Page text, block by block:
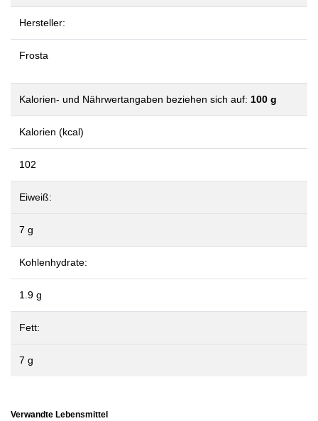
Hersteller:
Frosta
Kalorien- und Nährwertangaben beziehen sich auf: 100 g
Kalorien (kcal)
102
Eiweiß:
7 g
Kohlenhydrate:
1.9 g
Fett:
7 g
Verwandte Lebensmittel